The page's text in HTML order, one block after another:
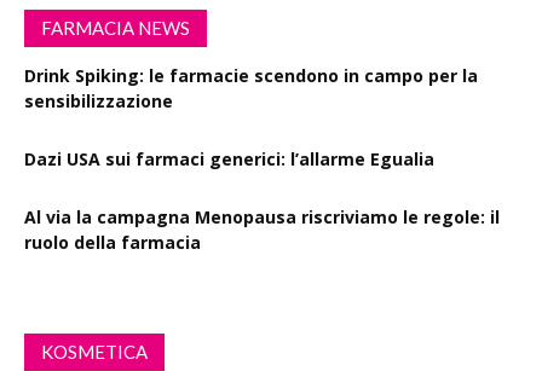
FARMACIA NEWS
Drink Spiking: le farmacie scendono in campo per la
sensibilizzazione
Dazi USA sui farmaci generici: l’allarme Egualia
Al via la campagna Menopausa riscriviamo le regole: il
ruolo della farmacia
KOSMETICA